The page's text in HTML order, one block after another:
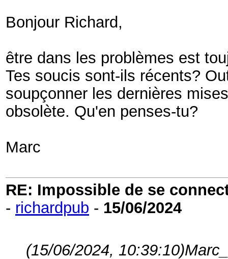
Bonjour Richard,
être dans les problèmes est
Tes soucis sont-ils récents?
soupçonner les dernières
obsolète. Qu'en penses-tu?
Marc
RE: Impossible de se
- richardpub - 15/06/2024
(15/06/2024, 10:39:10)